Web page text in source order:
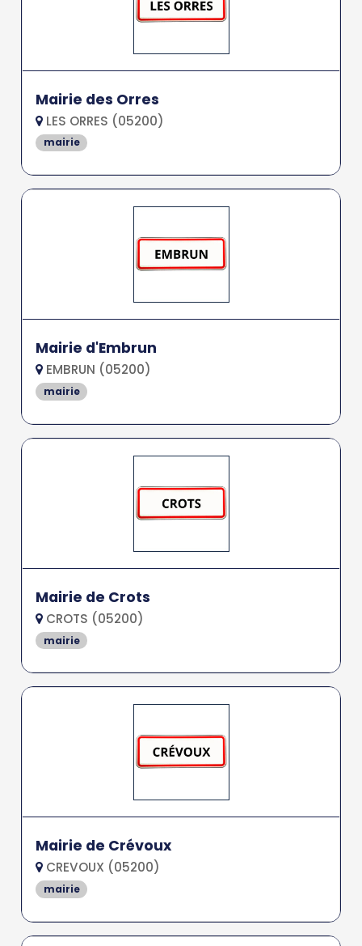
Mairie des Orres
LES ORRES (05200)
mairie
Mairie d'Embrun
EMBRUN (05200)
mairie
Mairie de Crots
CROTS (05200)
mairie
Mairie de Crévoux
CREVOUX (05200)
mairie